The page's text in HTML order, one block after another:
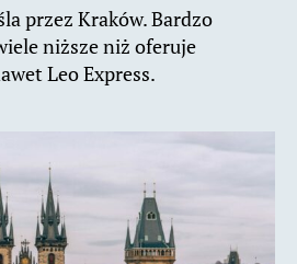
przez Kraków. Bardzo
niższe niż oferuje
Leo Express.